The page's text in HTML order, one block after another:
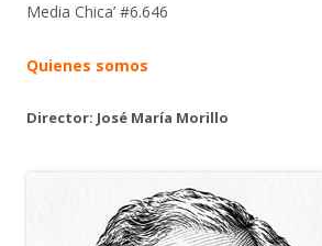
Media Chica’ #6.646
Quienes somos
Director: José María Morillo